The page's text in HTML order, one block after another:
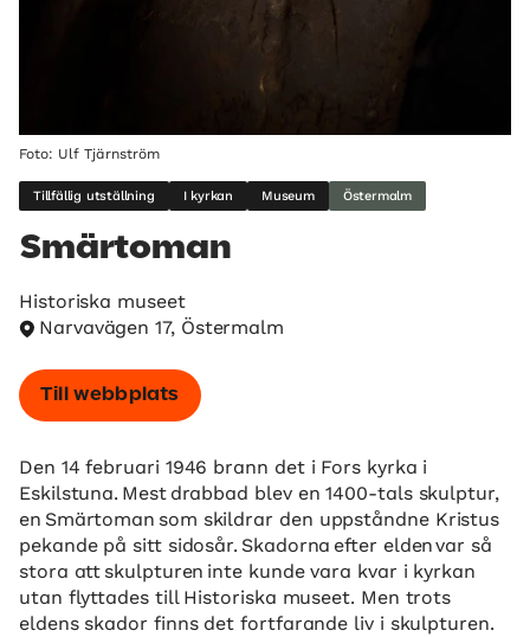
Foto: Ulf Tjärnström
Tillfällig utställning I kyrkan Museum Östermalm
Smärtoman
Historiska museet
Narvavägen 17, Östermalm
Till webbplats
Den 14 februari 1946 brann det i Fors kyrka i
Eskilstuna. Mest drabbad blev en 1400-tals skulptur,
en Smärtoman som skildrar den uppståndne Kristus
pekande på sitt sidosår. Skadorna efter elden var så
stora att skulpturen inte kunde vara kvar i kyrkan
utan flyttades till Historiska museet. Men trots
eldens skador finns det fortfarande liv i skulpturen.